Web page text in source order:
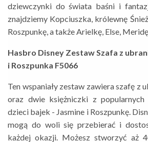
dziewczynki do świata baśni i
znajdziemy Kopciuszka, królewnę
Roszpunkę, a także Arielkę, Else,
Hasbro Disney Zestaw Szafa z
i Roszpunka F5066
Ten wspaniały zestaw zawiera szafę z
oraz dwie księżniczki z
dzieci bajek - Jasmine i Roszpunkę.
mogą do woli się przebierać i
każdej okazji. Możesz stworzyć aż